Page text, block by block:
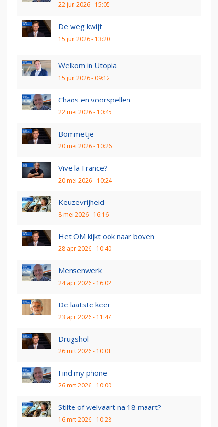
22 jun 2026 - 15:05
De weg kwijt
15 jun 2026 - 13:20
Welkom in Utopia
15 jun 2026 - 09:12
Chaos en voorspellen
22 mei 2026 - 10:45
Bommetje
20 mei 2026 - 10:26
Vive la France?
20 mei 2026 - 10:24
Keuzevrijheid
8 mei 2026 - 16:16
Het OM kijkt ook naar boven
28 apr 2026 - 10:40
Mensenwerk
24 apr 2026 - 16:02
De laatste keer
23 apr 2026 - 11:47
Drugshol
26 mrt 2026 - 10:01
Find my phone
26 mrt 2026 - 10:00
Stilte of welvaart na 18 maart?
16 mrt 2026 - 10:28